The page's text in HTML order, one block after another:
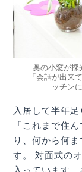
奥の小窓が採
「会話が出来
ッチン
入居して半年足
「これまで住
り、何から何
す。 対面式の